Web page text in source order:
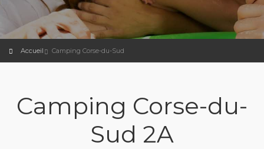
Accueil Camping Corse-du-Sud
Camping Corse-du-
Sud 2A